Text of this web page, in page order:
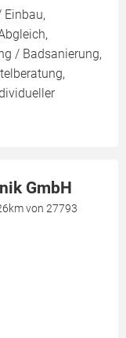
/ Badsanierung,
GmbH
von 27793